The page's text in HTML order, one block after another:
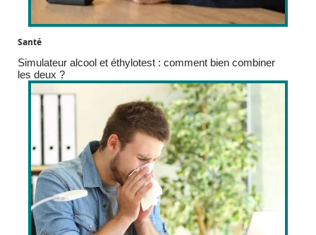
Santé
Simulateur alcool et éthylotest : comment bien combiner
les deux ?